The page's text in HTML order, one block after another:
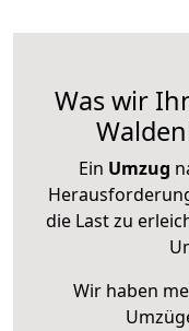
Was wir
Ein Umzug
die Last zu
Wir haben